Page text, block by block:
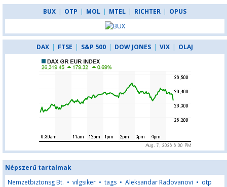
BUX | OTP | MOL | MTEL | RICHTER | OPUS
DAX | FTSE | S&P 500 | DOW JONES | VIX | OLAJ
Népszerű tartalmak
Nemzetbiztonsg Bt. • vilgsiker • tags • Aleksandar Radovanovi • otp